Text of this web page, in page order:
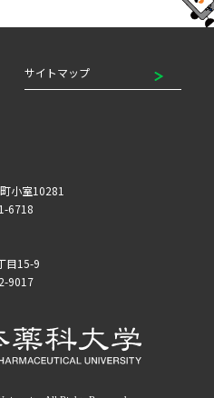
サイトマップ
小室10281
6718
目15-9
9017